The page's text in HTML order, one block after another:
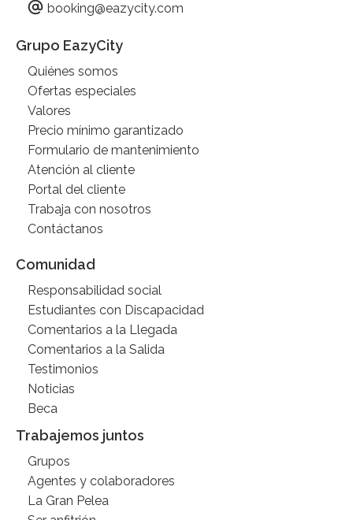
booking@eazycity.com
Grupo EazyCity
Quiénes somos
Ofertas especiales
Valores
Precio mínimo garantizado
Formulario de mantenimiento
Atención al cliente
Portal del cliente
Trabaja con nosotros
Contáctanos
Comunidad
Responsabilidad social
Estudiantes con Discapacidad
Comentarios a la Llegada
Comentarios a la Salida
Testimonios
Noticias
Beca
Trabajemos juntos
Grupos
Agentes y colaboradores
La Gran Pelea